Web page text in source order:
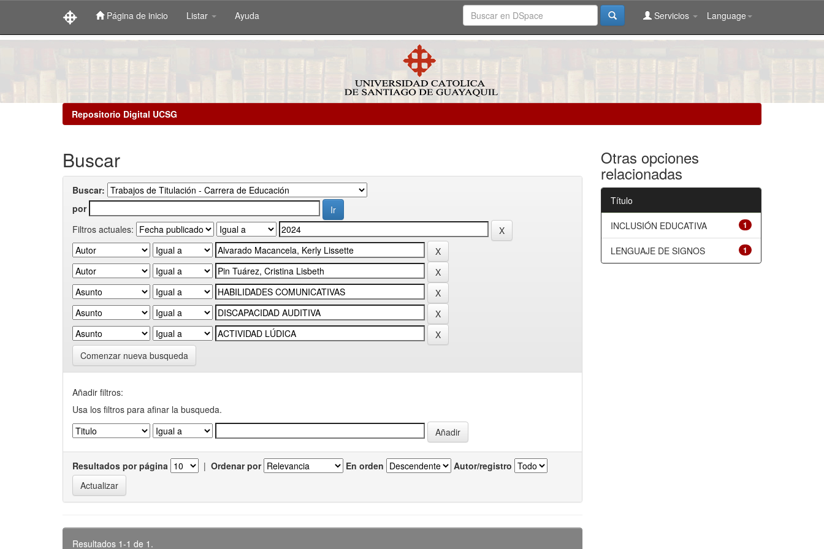
Página de inicio Listar Ayuda Language
Servicios
Repositorio Digital UCSG
Buscar
Buscar:
por
Filtros actuales:
Comenzar nueva busqueda
Añadir filtros:
Usa los filtros para afinar la busqueda.
Resultados por página | Ordenar por En orden Autor/registro
Resultados 1-1 de 1.
Otras opciones
relacionadas
Título
1
INCLUSIÓN EDUCATIVA
1
LENGUAJE DE SIGNOS